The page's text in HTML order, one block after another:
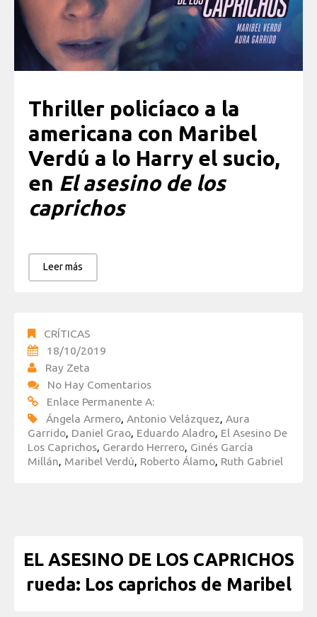
Thriller policíaco a la
americana con Maribel
Verdú a lo Harry el sucio,
en El asesino de los
caprichos
Leer más
CRÍTICAS
18/10/2019
Ray Zeta
No Hay Comentarios
Enlace Permanente A:
Ángela Armero Antonio Velázquez Aura
Garrido Daniel Grao Eduardo Aladro El Asesino De
Los Caprichos Gerardo Herrero Ginés García
Millán Maribel Verdú Roberto Álamo Ruth Gabriel
EL ASESINO DE LOS CAPRICHOS
rueda: Los caprichos de Maribel